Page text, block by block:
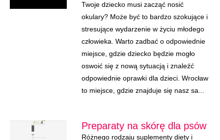
Twoje dziecko musi zacząć nosić
okulary? Może być to bardzo szokujące i
stresujące wydarzenie w życiu młodego
człowieka. Warto zadbać o odpowiednie
miejsce, gdzie dziecko będzie mogło
oswoić się z nową sytuacją i znaleźć
odpowiednie oprawki dla dzieci. Wrocław
to miejsce, gdzie znajduje się nasz sa...
Preparaty na skórę dla psów
Różnego rodzaju suplementy diety i